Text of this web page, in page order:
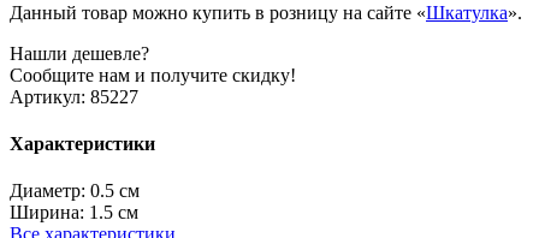
Данный товар можно купить в розницу на сайте «Шкатулка».
Нашли дешевле?
Сообщите нам и получите скидку!
Артикул: 85227
Характеристики
Диаметр: 0.5 см
Ширина: 1.5 см